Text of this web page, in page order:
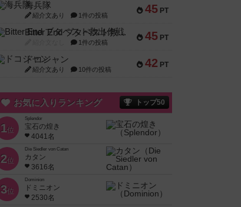
45 PT
海兵隊
紹介文あり 1件の投稿
45 PT
Bitter End ブタペスト救出作戦
1件の投稿
42 PT
ドコジャン
紹介文あり 10件の投稿
お気に入りランキング トップ50
1位
Splendor
宝石の煌き
4041名
2位
Die Siedler von Catan
カタン
3616名
3位
Dominion
ドミニオン
2530名